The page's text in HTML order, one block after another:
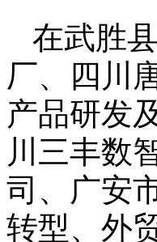
在武胜
厂、四川
产品研发
川三丰数
司、广安
转型、外